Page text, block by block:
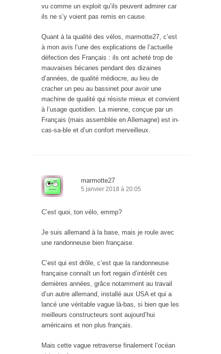
vu comme un exploit qu’ils peuvent admirer car
ils ne s’y voient pas remis en cause.
Quant à la qualité des vélos, marmotte27, c’est
à mon avis l’une des explications de l’actuelle
défection des Français : ils ont acheté trop de
mauvaises bécanes pendant des dizaines
d’années, de qualité médiocre, au lieu de
cracher un peu au bassinet pour avoir une
machine de qualité qui résiste mieux et convient
à l’usage quotidien. La mienne, conçue par un
Français (mais assemblée en Allemagne) est in-
cas-sa-ble et d’un confort merveilleux.
marmotte27
5 janvier 2018 à 20:05
C’est quoi, ton vélo, emmp?
Je suis allemand à la base, mais je roule avec
une randonneuse bien française.
C’est qui est drôle, c’est que la randonneuse
française connaît un fort regain d’intérêt ces
dernières années, grâce notamment au travail
d’un autre allemand, installé aux USA et qui a
lancé une véritable vague là-bas, si bien que les
meilleurs constructeurs sont aujourd’hui
américains et non plus français.
Mais cette vague retraverse finalement l’océan